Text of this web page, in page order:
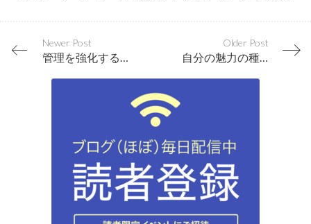
Newer Post Older Post
自分の魅力の種は、すでに内面に宿っている